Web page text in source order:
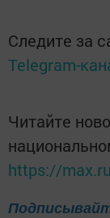
Следите за
Telegram-
Читайте
https://